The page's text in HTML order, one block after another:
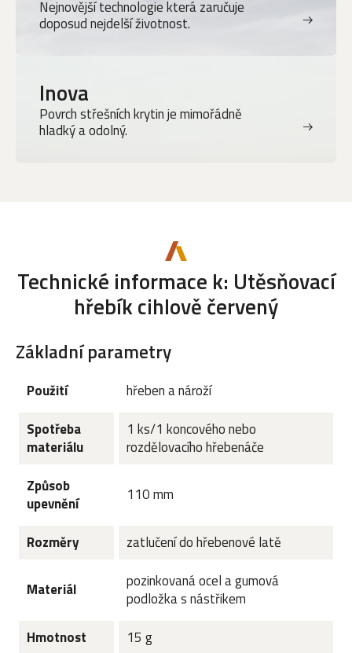
Nejnovější technologie která zaručuje
doposud nejdelší životnost.
Inova
Povrch střešních krytin je mimořádně
hladký a odolný.
Technické informace k: Utěsňovací
hřebík cihlově červený
Základní parametry
Použití
hřeben a nároží
Spotřeba
materiálu
1 ks/1 koncového nebo
rozdělovacího hřebenáče
Způsob
upevnění
110 mm
Rozměry zatlučení do hřebenové latě
Materiál
pozinkovaná ocel a gumová
podložka s nástřikem
Hmotnost
15 g